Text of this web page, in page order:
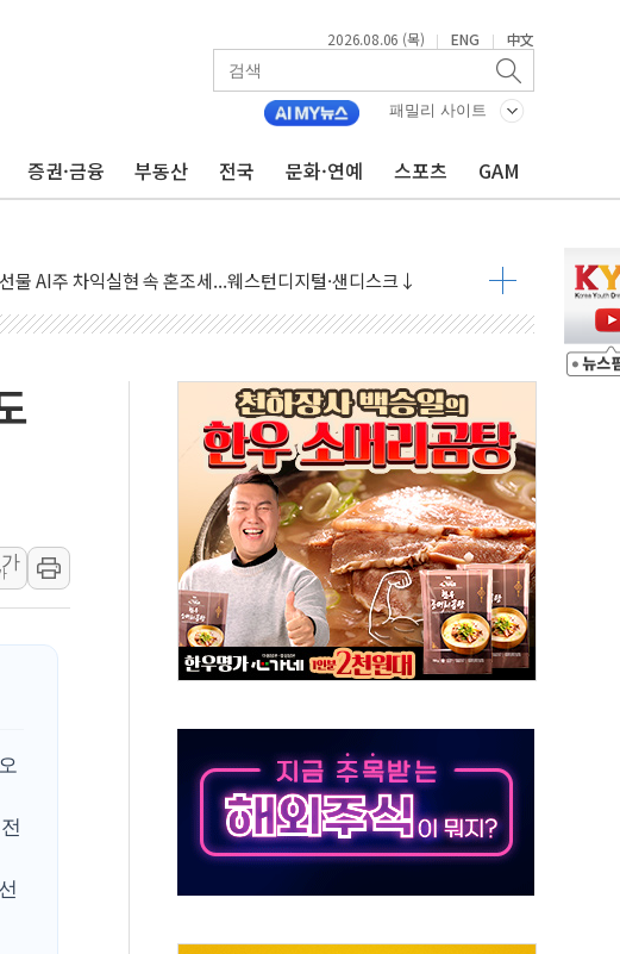
2026.08.06 (목) | ENG | 中文
패밀리 사이트
증권·금융 부동산 전국 문화·연예 스포츠 GAM
모더나·아이온큐·도어대시↑ VS 샌디스크·피그마·앱러빈↓
물 AI주 차익실현 속 혼조세...웨스턴디지털·샌디스크↓
사일 발사에 긴급 안보 점검회의
에 실적 호조까지, 상승...호실적 보고 기업 상승세 뚜렷
크라 민간인 '사파리' 공격… 시민들 공포감 극대화 전략
'DGC' 임시 주총 기대감에 홀로 상한가…마진 잔액은 사상 최고
시장 레버리지 위험수위…숨은 차입이 더 큰 변수"
1명 중상…대응 1단계 진압 중
시간 손봐야, 경쟁상대 中과 비교해야"
지역과 함께하는 '선봉'의 대민 봉사
거리 탄도미사일 1발 발사… 올해 10번째·42일 만 도발
콜롬비아에 새 안보 위기… 반군·마약카르텔이 습득해 전투 활용
2시간30여분만에 진화...외국인 노동자 숨져
온열질환·가축 피해 최소화 '총력 대응'
자금 유입에도 박스권…美 암호화폐 법안 처리 여부도 변수
가